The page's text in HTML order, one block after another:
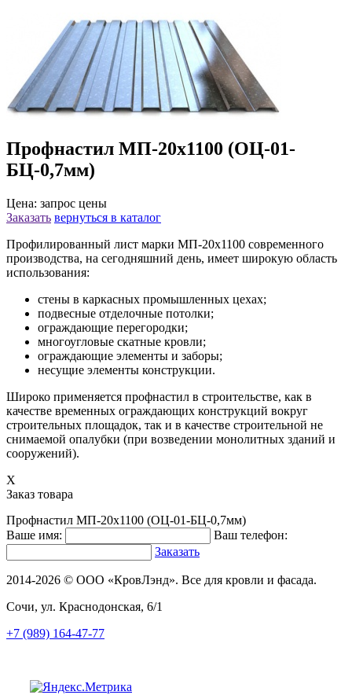
Профнастил МП-20х1100 (ОЦ-01-
БЦ-0,7мм)
Цена: запрос цены
Заказать вернуться в каталог
Профилированный лист марки МП-20х1100 современного
производства, на сегодняшний день, имеет широкую область
использования:
стены в каркасных промышленных цехах;
подвесные отделочные потолки;
ограждающие перегородки;
многоугловые скатные кровли;
ограждающие элементы и заборы;
несущие элементы конструкции.
Широко применяется профнастил в строительстве, как в
качестве временных ограждающих конструкций вокруг
строительных площадок, так и в качестве строительной не
снимаемой опалубки (при возведении монолитных зданий и
сооружений).
X
Заказ товара
Профнастил МП-20х1100 (ОЦ-01-БЦ-0,7мм)
Ваше имя:
Ваш телефон:
Заказать
2014-2026 © ООО «КровЛэнд». Все для кровли и фасада.
Сочи, ул. Краснодонская, 6/1
+7 (989) 164-47-77